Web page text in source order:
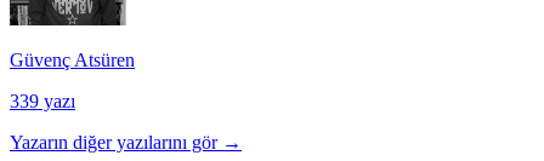
Güvenç Atsüren
339 yazı
Yazarın diğer yazılarını gör →